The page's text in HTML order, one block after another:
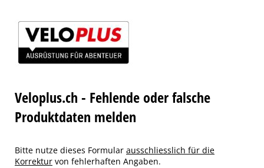
Veloplus.ch - Fehlende oder falsche
Produktdaten melden
Bitte nutze dieses Formular ausschliesslich für die
Korrektur von fehlerhaften Angaben.